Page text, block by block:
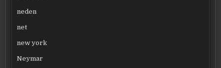
neden
net
new york
Neymar